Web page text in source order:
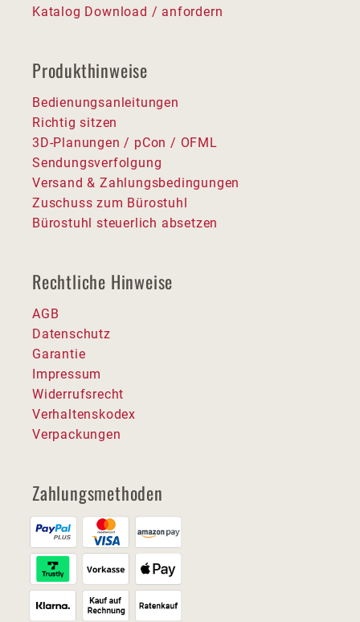
Katalog Download / anfordern
Produkthinweise
Bedienungsanleitungen
Richtig sitzen
3D-Planungen / pCon / OFML
Sendungsverfolgung
Versand & Zahlungsbedingungen
Zuschuss zum Bürostuhl
Bürostuhl steuerlich absetzen
Rechtliche Hinweise
AGB
Datenschutz
Garantie
Impressum
Widerrufsrecht
Verhaltenskodex
Verpackungen
Zahlungsmethoden